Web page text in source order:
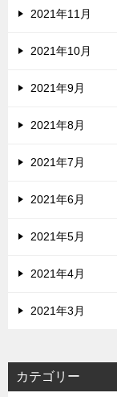
2021年11月
2021年10月
2021年9月
2021年8月
2021年7月
2021年6月
2021年5月
2021年4月
2021年3月
カテゴリー